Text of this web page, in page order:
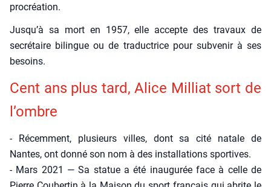
pro­créa­tion.
Jusqu’à sa mort en 1957, elle accepte des tra­vaux de
secré­taire bilingue ou de tra­duc­trice pour sub­ve­nir à ses
besoins.
Cent ans plus tard, Alice Mil­liat sort de
l’ombre
- Récem­ment, plu­sieurs villes, dont sa cité natale de
Nantes, ont don­né son nom à des ins­tal­la­tions spor­tives.
- Mars 2021 — Sa sta­tue a été inau­gu­rée face à celle de